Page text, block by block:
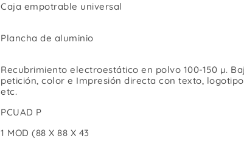
Caja empotrable universal
Plancha de aluminio
Recubrimiento electroestático en polvo 100-150 µ.
petición, color e Impresión directa con texto,
etc.
PCUAD P
1 MOD (88 X 88 X 43